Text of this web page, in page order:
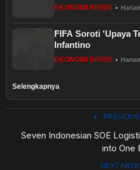
EKONOMI BISNIS •
FIFA Soroti 'Upaya
Infantino
EKONOMI BISNIS •
Selengkapnya
Seven Indonesian SOE
into One
NEXT